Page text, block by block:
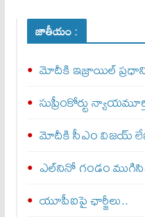
జాతీయం :
మోదీకి ఇజ్రాయిల్
సుప్రీంకోర్టు
మోదీకి సీఎం విజయ్
ఎల్‌నినో గండం
యూపీఐపై ఛార్జీలు..